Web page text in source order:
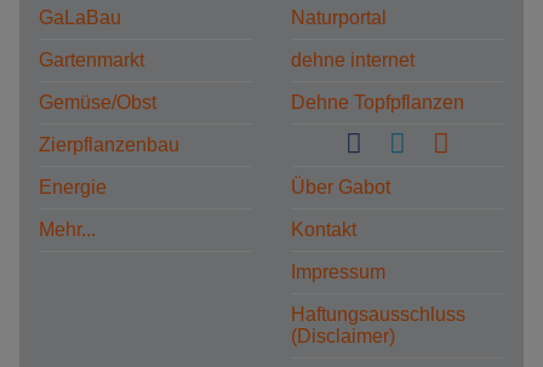
GaLaBau
Gartenmarkt
Gemüse/Obst
Zierpflanzenbau
Energie
Mehr...
Naturportal
dehne internet
Dehne Topfpflanzen
Über Gabot
Kontakt
Impressum
Haftungsausschluss
(Disclaimer)